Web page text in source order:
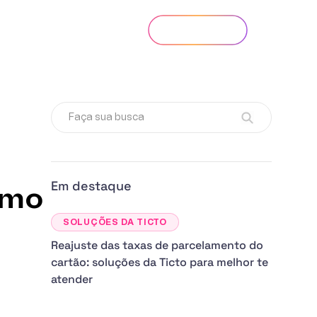
Em destaque
SOLUÇÕES DA TICTO
Reajuste das taxas de parcelamento do
cartão: soluções da Ticto para melhor te
atender